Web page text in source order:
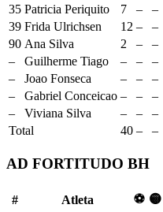
35 Patricia Periquito 7 – –
39 Frida Ulrichsen 12 – –
90 Ana Silva 2 – –
–
Guilherme Tiago – – –
–
Joao Fonseca – – –
–
Gabriel Conceicao – – –
–
Viviana Silva – – –
Total
40 – –
AD FORTITUDO BH
# Atleta ⚽ 🟡